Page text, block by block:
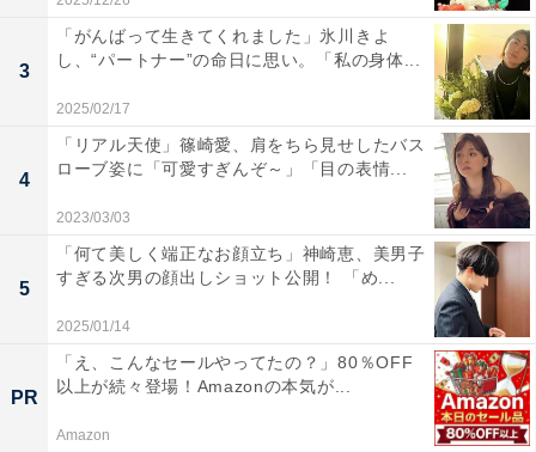
3
「がんばって生きてくれました」氷川きよ
し、“パートナー”の命日に思い。「私の身体...
2025/02/17
4
「リアル天使」篠崎愛、肩をちら見せしたバス
ローブ姿に「可愛すぎんぞ～」「目の表情...
2023/03/03
5
「何て美しく端正なお顔立ち」神崎恵、美男子
すぎる次男の顔出しショット公開！ 「め...
2025/01/14
PR
「え、こんなセールやってたの？」80％OFF
以上が続々登場！Amazonの本気が...
Amazon